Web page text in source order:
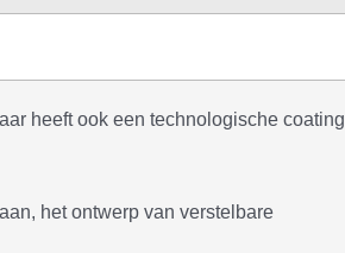
heeft ook een technologische coating
het ontwerp van verstelbare